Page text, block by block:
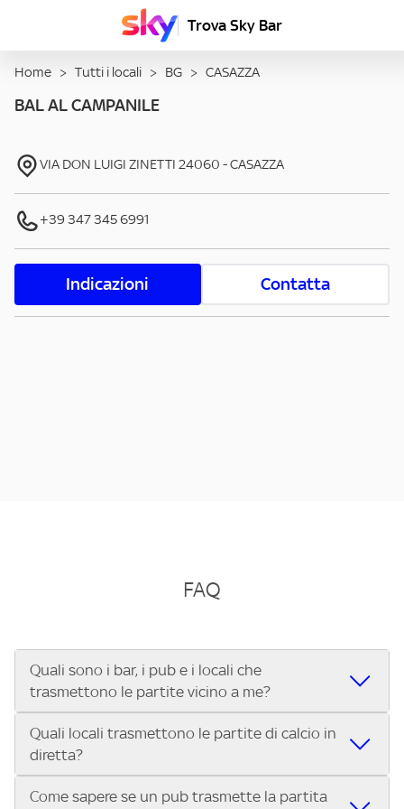
Trova Sky Bar
Home > Tutti i locali > BG > CASAZZA
BAL AL CAMPANILE
VIA DON LUIGI ZINETTI 24060 -CASAZZA
+39 347 345 6991
Indicazioni Contatta
FAQ
Quali sono i bar, i pub e i locali che
trasmettono le partite vicino a me?
Se cerchi un bar, pub, ristorante o locale vicino a te per
vedere le partite di Serie A ENILIVE, la Serie C Sky Wifi, la
UEFA Champions League, la UEFA Europa League, la UEFA
Conference League, il Tennis, la Formula 1®, la MotoGP™ e
Quali locali trasmettono le partite di calcio in
diretta?
Vuoi sapere quali bar, pub o ristoranti mostrano le partite
Come sapere se un pub trasmette la partita